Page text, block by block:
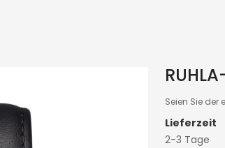
Seien Sie der
Lieferzeit
2-3 Tage